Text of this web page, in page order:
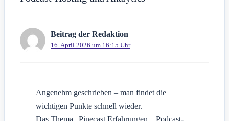
Beitrag der Redaktion
16. April 2026 um 16:15 Uhr
Angenehm geschrieben – man findet die
wichtigen Punkte schnell wieder.